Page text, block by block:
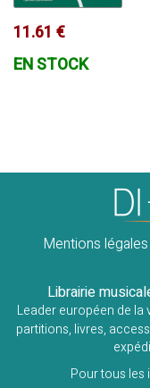
11.61 €
EN STOCK
Mentions légales
Librairie
Leader européen de la
partitions, livres,
Pour tous les